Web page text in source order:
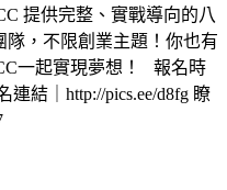
提供完整、實戰導向的八
，不限創業主題！你也有
一起實現夢想！ 報名時
結｜http://pics.ee/d8fg 瞭